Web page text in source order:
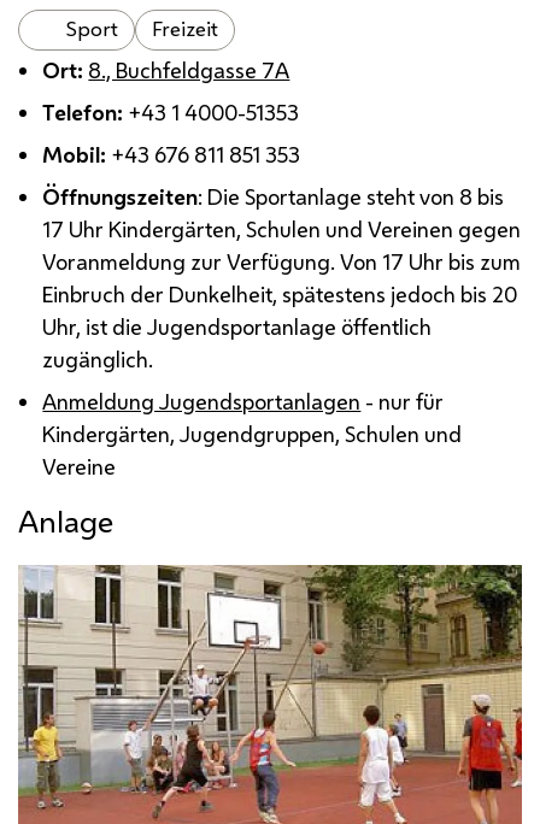
Sport Freizeit
Ort: 8., Buchfeldgasse 7A
Telefon: +43 1 4000-51353
Mobil: +43 676 811 851 353
Öffnungszeiten: Die Sportanlage steht von 8 bis
17 Uhr Kindergärten, Schulen und Vereinen gegen
Voranmeldung zur Verfügung. Von 17 Uhr bis zum
Einbruch der Dunkelheit, spätestens jedoch bis 20
Uhr, ist die Jugendsportanlage öffentlich
zugänglich.
Anmeldung Jugendsportanlagen - nur für
Kindergärten, Jugendgruppen, Schulen und
Vereine
Anlage